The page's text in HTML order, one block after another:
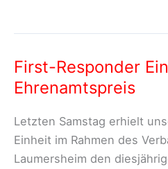
Abschied
vom
unserer
First-
Responder
First-Responder
Ehrenamtspreis
Letzten Samstag erhielt
Einheit im Rahmen des
Laumersheim den